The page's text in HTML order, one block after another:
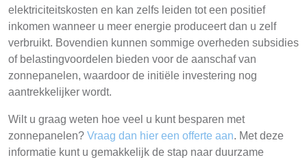
elektriciteitskosten en kan zelfs leiden tot een positief
inkomen wanneer u meer energie produceert dan u zelf
verbruikt. Bovendien kunnen sommige overheden subsidies
of belastingvoordelen bieden voor de aanschaf van
zonnepanelen, waardoor de initiële investering nog
aantrekkelijker wordt.
Wilt u graag weten hoe veel u kunt besparen met
zonnepanelen? Vraag dan hier een offerte aan. Met deze
informatie kunt u gemakkelijk de stap naar duurzame